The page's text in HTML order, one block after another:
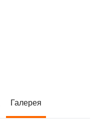
Галерея